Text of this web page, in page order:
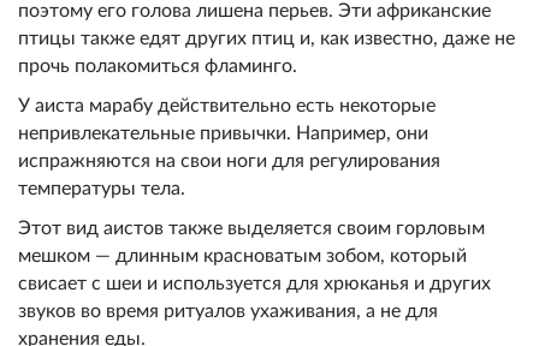
поэтому его голова лишена перьев. Эти африканские
птицы также едят других птиц и, как известно, даже не
прочь полакомиться фламинго.
У аиста марабу действительно есть некоторые
непривлекательные привычки. Например, они
испражняются на свои ноги для регулирования
температуры тела.
Этот вид аистов также выделяется своим горловым
мешком — длинным красноватым зобом, который
свисает с шеи и используется для хрюканья и других
звуков во время ритуалов ухаживания, а не для
хранения еды.